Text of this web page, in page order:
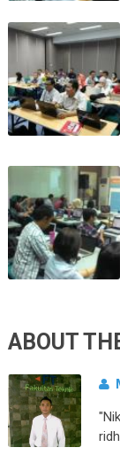
ABOUT